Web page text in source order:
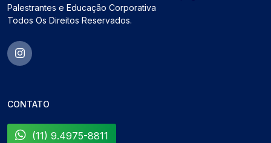
Palestrantes e Educação Corporativa
Todos Os Direitos Reservados.
CONTATO
(11) 9.4975-8811